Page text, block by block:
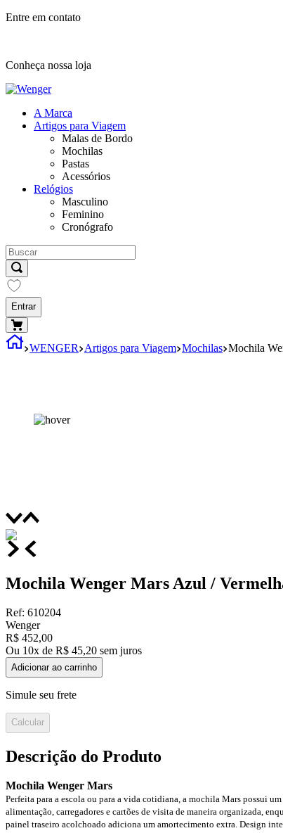
Entre em contato
Conheça nossa loja
A Marca
Artigos para Viagem
Malas de Bordo
Mochilas
Pastas
Acessórios
Relógios
Masculino
Feminino
Cronógrafo
Entrar
WENGER Artigos para Viagem Mochilas Mochila
Mochila Wenger Mars Azul /
Ref: 610204
Wenger
R$ 452,00
Ou 10x de R$ 45,20 sem juros
Adicionar ao carrinho
Simule seu frete
Calcular
Descrição do Produto
Mochila Wenger Mars
Perfeita para a escola ou para a vida cotidiana, a mochila Mars possui
alimentação, carregadores e cartões de visita de maneira organizada,
painel traseiro acolchoado adiciona um amortecimento extra. Design